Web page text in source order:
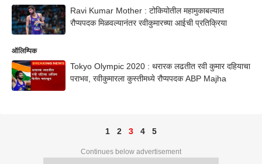
Ravi Kumar Mother : टोकियोतील महामुकाबल्यात
रौप्यपदक मिळवल्यानंतर रवीकुमारच्या आईची प्रतिक्रिया
ऑलिम्पिक
Tokyo Olympic 2020 : थरारक लढतीत रवी कुमार दहियाचा
पराभव, रवीकुमारला कुस्तीमध्ये रौप्यपदक ABP Majha
1 2 3 4 5
Continues below advertisement